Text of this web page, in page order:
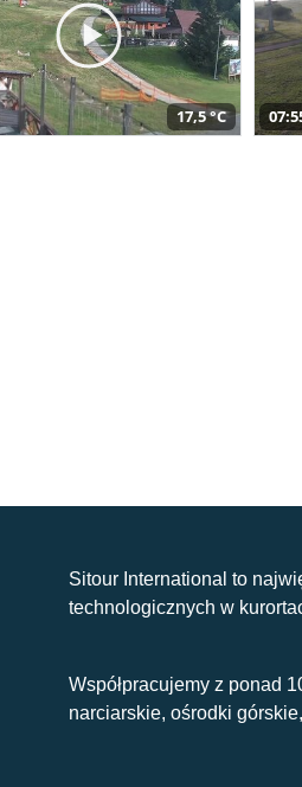
17,5 °C
Sitour International to
technologicznych w
Współpracujemy z ponad
narciarskie, ośrodki